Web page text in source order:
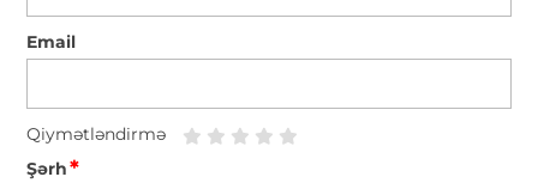
Email
Qiymətləndirmə
Şərh*